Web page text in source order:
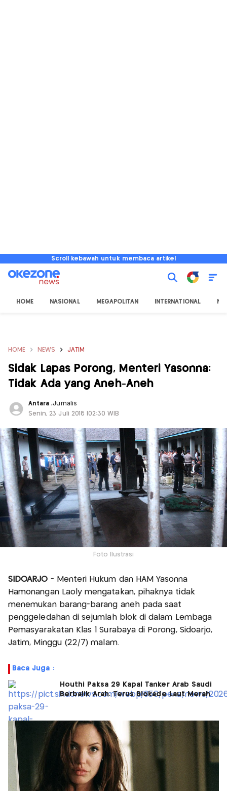
Scroll kebawah untuk membaca artikel
HOME NASIONAL MEGAPOLITAN INTERNATIONAL
HOME NEWS JATIM
Sidak Lapas Porong, Menteri Yasonna:
Tidak Ada yang Aneh-Aneh
Antara,Jurnalis
Senin, 23 Juli 2018 |02:30 WIB
Foto Ilustrasi
SIDOARJO - Menteri Hukum dan HAM Yasonna
Hamonangan Laoly mengatakan, pihaknya tidak
menemukan barang-barang aneh pada saat
penggeledahan di sejumlah blok di dalam Lembaga
Pemasyarakatan Klas 1 Surabaya di Porong, Sidoarjo,
Jatim, Minggu (22/7) malam.
Baca Juga :
Houthi Paksa 29 Kapal Tanker Arab Saudi
Berbalik Arah, Terus Blokade Laut Merah